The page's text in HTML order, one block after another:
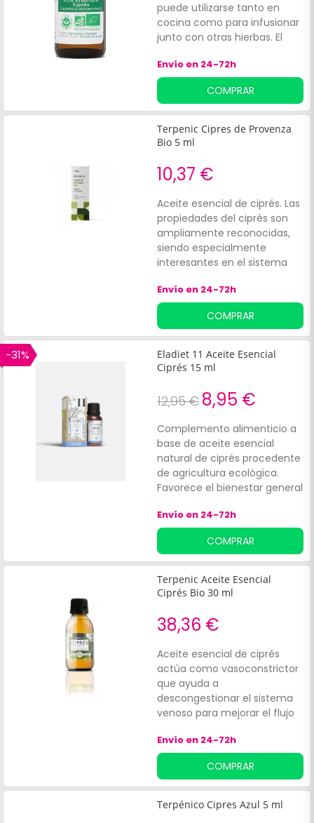
puede utilizarse tanto en
cocina como para infusionar
junto con otras hierbas. El
de la costa mediterránea.
Posee propiedades
antitusivas y
descongestionantes, por lo
que es una solución efectiva
para aliviar los síntomas de
Envío en 24-72h
COMPRAR
Terpenic Cipres de Provenza
Bio 5 ml
10,37 €
Aceite esencial de ciprés. Las
propiedades del ciprés son
ampliamente reconocidas,
siendo especialmente
interesantes en el sistema
mejorar:Varices. Hemorroides.
Síndrome de piernas
cansadas. DepresiónÉpocas
de duelo
Envío en 24-72h
COMPRAR
-31%
Eladiet 11 Aceite Esencial
Ciprés 15 ml
12,95 € 8,95 €
Complemento alimenticio a
base de aceite esencial
natural de ciprés procedente
de agricultura ecológica.
Favorece el bienestar general
alivio muscular y articular.
Envío en 24-72h
COMPRAR
Terpenic Aceite Esencial
Ciprés Bio 30 ml
38,36 €
Aceite esencial de ciprés
actúa como vasoconstrictor
que ayuda a
descongestionar el sistema
venoso para mejorar el flujo
la inflamación y dolencias
por problemas como las
varices. Contribuye
a:Controlar la irritación
generada por la tos seca y
Envío en 24-72h
COMPRAR
Terpénico Cipres Azul 5 ml